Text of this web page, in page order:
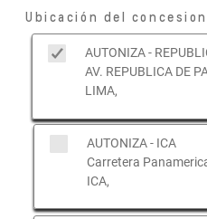
Ubicación del
AUTONIZA -
AV. REPUBLICA DE
LIMA,
AUTONIZA - ICA
Carretera
ICA,